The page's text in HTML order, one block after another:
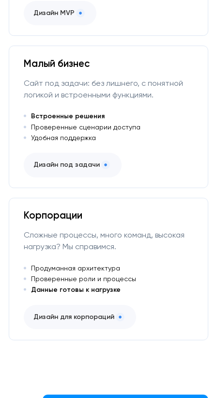
Дизайн MVP
Малый бизнес
Сайт под задачи: без лишнего, с понятной
логикой и встроенными функциями.
Встроенные решения
Проверенные сценарии доступа
Удобная поддержка
Дизайн под задачи
Корпорации
Сложные процессы, много команд, высокая
нагрузка? Мы справимся.
Продуманная архитектура
Проверенные роли и процессы
Данные готовы к нагрузке
Дизайн для корпораций